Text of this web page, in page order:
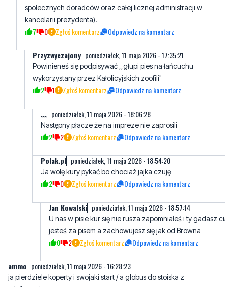
społecznych doradców oraz całej licznej administracji w
kancelarii prezydenta).
7 0 Zgłoś komentarz Odpowiedz na komentarz
Przyzwyczajony poniedziałek, 11 maja 2026 - 17:35:21
Powinieneś się podpisywać ,,głupi pies na łańcuchu
wykorzystany przez Kałolicyjskich zoofili"
2 1 Zgłoś komentarz Odpowiedz na komentarz
,,, poniedziałek, 11 maja 2026 - 18:06:28
Następny płacze że na impreze nie zaprosili
2 2 Zgłoś komentarz Odpowiedz na komentarz
Polak.pl poniedziałek, 11 maja 2026 - 18:54:20
Ja wolę kury pykać bo chociaż jajka czuję
2 0 Zgłoś komentarz Odpowiedz na komentarz
Jan Kowalski poniedziałek, 11 maja 2026 - 18:57:14
U nas w pisie kur się nie rusza zapomniałeś i ty gadasz
jesteś za pisem a zachowujesz się jak od Browna
0 2 Zgłoś komentarz Odpowiedz na komentarz
ammo poniedziałek, 11 maja 2026 - 16:28:23
ja pierdziele koperty i swojaki start / a globus do stoiska z